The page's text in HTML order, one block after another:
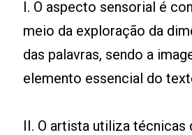
I. O aspecto sensorial é
meio da exploração da
das palavras, sendo a
elemento essencial do
II. O artista utiliza técnicas